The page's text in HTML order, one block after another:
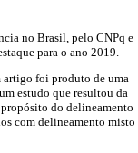
no Brasil, pelo CNPq e
para o ano 2019.
artigo foi produto de uma
estudo que resultou da
do delineamento
com delineamento misto